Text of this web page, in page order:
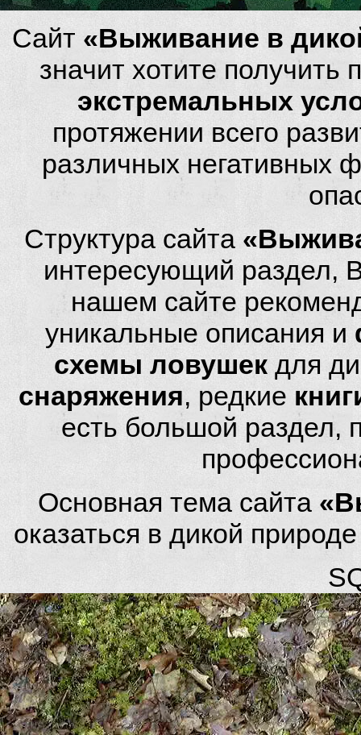
Сайт «Выживание в
значит хотите
экстремальных
протяжении всего
различных негативных
Структура сайта
интересующий раздел,
нашем сайте
уникальные описания и
схемы ловушек для
снаряжения, редкие
есть большой
Основная тема сайта
оказаться в дикой